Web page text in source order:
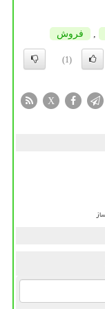
, فروش
(1)
X